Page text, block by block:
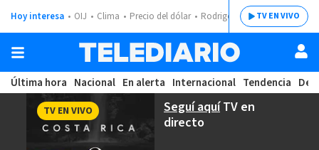
Hoy interesa OIJ Clima Precio del dólar Rodrigo ChavesTV EN VIVO
Última hora Nacional En alerta Internacional Tendencia
Seguí aquíTV en
directo
TV EN VIVO